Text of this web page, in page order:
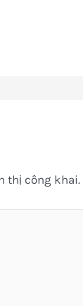
thị công khai.